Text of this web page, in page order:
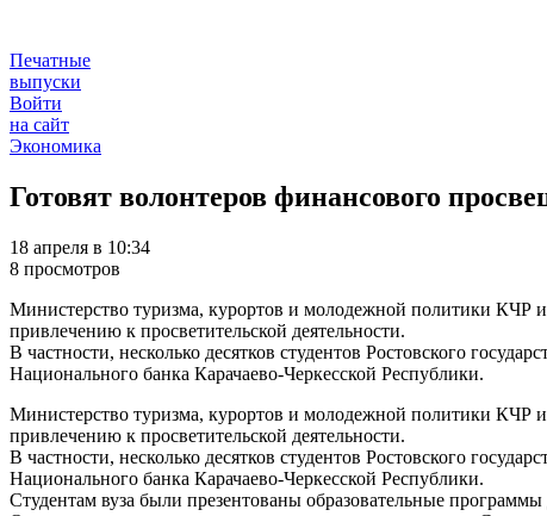
Печатные
выпуски
Войти
на сайт
Экономика
Готовят волонтеров финансового
18 апреля в 10:34
8 просмотров
Министерство туризма, курортов и молодежной политики КЧР
привлечению к просветительской деятельности.
В частности, несколько десятков студентов Ростовского
Национального банка Карачаево-Черкесской Республики.
Министерство туризма, курортов и молодежной политики КЧР
привлечению к просветительской деятельности.
В частности, несколько десятков студентов Ростовского
Национального банка Карачаево-Черкесской Республики.
Студентам вуза были презентованы образовательные